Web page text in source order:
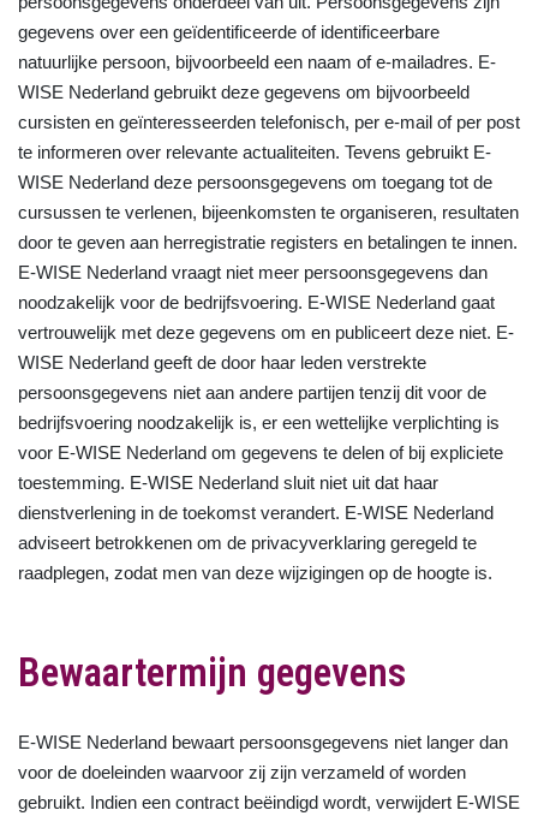
gegevens over een geïdentificeerde of identificeerbare
natuurlijke persoon, bijvoorbeeld een naam of e-mailadres. E-
WISE Nederland gebruikt deze gegevens om bijvoorbeeld
cursisten en geïnteresseerden telefonisch, per e-mail of per post
te informeren over relevante actualiteiten. Tevens gebruikt E-
WISE Nederland deze persoonsgegevens om toegang tot de
cursussen te verlenen, bijeenkomsten te organiseren, resultaten
door te geven aan herregistratie registers en betalingen te innen.
E-WISE Nederland vraagt niet meer persoonsgegevens dan
noodzakelijk voor de bedrijfsvoering. E-WISE Nederland gaat
vertrouwelijk met deze gegevens om en publiceert deze niet. E-
WISE Nederland geeft de door haar leden verstrekte
persoonsgegevens niet aan andere partijen tenzij dit voor de
bedrijfsvoering noodzakelijk is, er een wettelijke verplichting is
voor E-WISE Nederland om gegevens te delen of bij expliciete
toestemming. E-WISE Nederland sluit niet uit dat haar
dienstverlening in de toekomst verandert. E-WISE Nederland
adviseert betrokkenen om de privacyverklaring geregeld te
raadplegen, zodat men van deze wijzigingen op de hoogte is.
Bewaartermijn gegevens
E-WISE Nederland bewaart persoonsgegevens niet langer dan
voor de doeleinden waarvoor zij zijn verzameld of worden
gebruikt. Indien een contract beëindigd wordt, verwijdert E-WISE